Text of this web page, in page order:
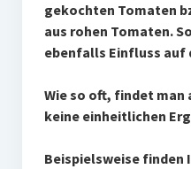
gekochten Tomaten
aus rohen Tomaten.
ebenfalls Einfluss auf
Wie so oft, findet man
keine einheitlichen
Beispielsweise finden